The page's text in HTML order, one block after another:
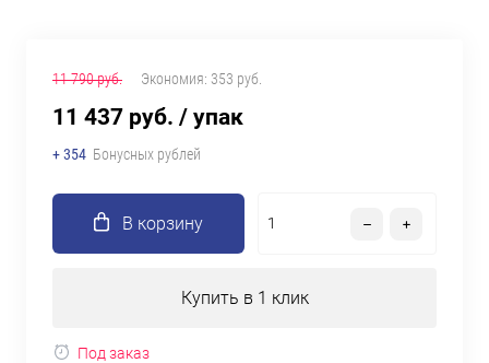
11 790 руб. Экономия: 353 руб.
11 437 руб. / упак
+ 354 Бонусных рублей
В корзину
Купить в 1 клик
Под заказ